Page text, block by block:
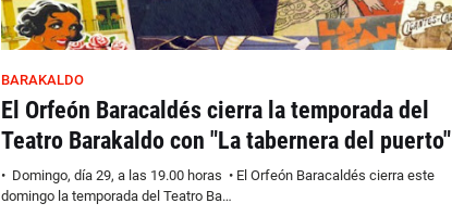
BARAKALDO
El Orfeón Baracaldés cierra la temporada del
Teatro Barakaldo con "La tabernera del puerto"
• Domingo, día 29, a las 19.00 horas • El Orfeón Baracaldés cierra este
domingo la temporada del Teatro Ba…